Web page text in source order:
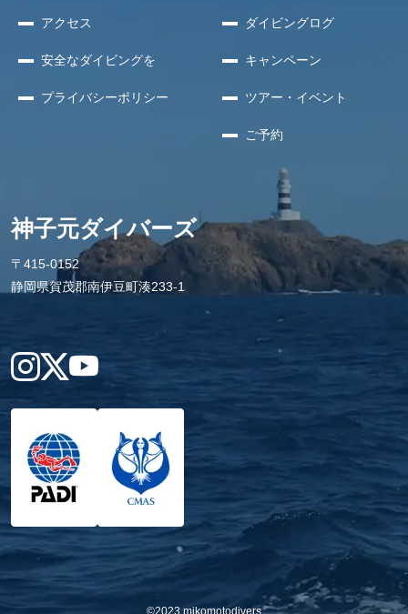
アクセス
安全なダイビングを
プライバシーポリシー
ダイビングログ
キャンペーン
ツアー・イベント
ご予約
神子元ダイバーズ
〒415-0152
静岡県賀茂郡南伊豆町湊233-1
Instagram
©2023 mikomotodivers